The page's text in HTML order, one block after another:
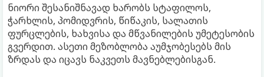
ნიორი შესანიშნავად ხარობს სტაფილოს,
ჭარხლის, პომიდვრის, წიწაკის, სალათის
ფურცლების, ხახვისა და მწვანილების უმეტესობის
გვერდით. ასეთი მეზობლობა აუმჯობესებს მის
ზრდას და იცავს ნაკვეთს მავნებლებისგან.